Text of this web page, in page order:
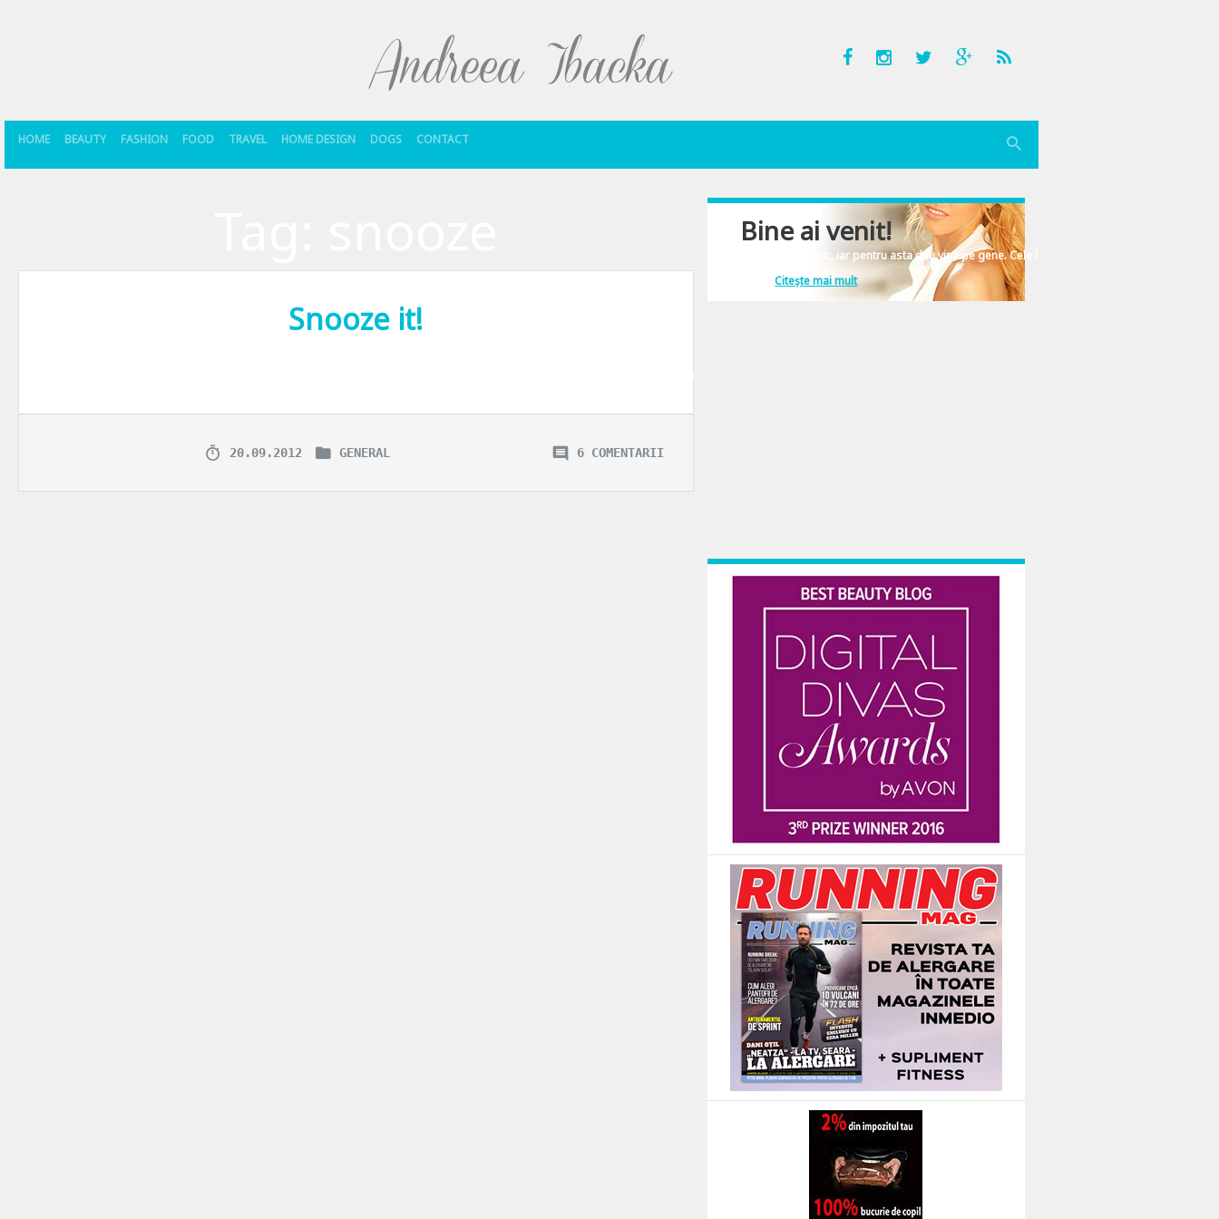
HOME BEAUTY FASHION FOOD TRAVEL HOME DESIGN DOGS CONTACT
Snooze it!
Recunoaste, nu-i asa ca in fiecare dimineata amani alarma desteptatoare din 9 in 9 minute? Si cam de cate ori faci asta pana sa te dai jos din pat? Oare 9 minute in plus de somn ne ajuta sa fim mai fresh pe timpul zilei?
20.09.2012 GENERAL 6 COMENTARII
Bine ai venit!
Îmi place să comunic, iar pentru asta dau vina pe gene. Cele înscrise în ADN-ul femeiesc.
Citește mai mult